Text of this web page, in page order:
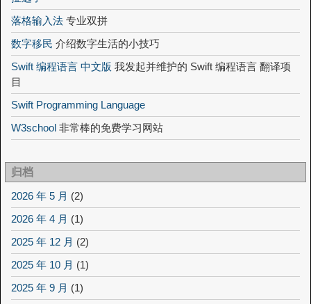
落格输入法 专业双拼
数字移民 介绍数字生活的小技巧
Swift 编程语言 中文版 我发起并维护的 Swift 编程语言 翻译项
目
Swift Programming Language
W3school 非常棒的免费学习网站
归档
2026 年 5 月 (2)
2026 年 4 月 (1)
2025 年 12 月 (2)
2025 年 10 月 (1)
2025 年 9 月 (1)